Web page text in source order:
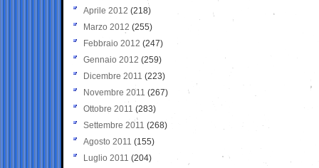
Aprile 2012 (218)
Marzo 2012 (255)
Febbraio 2012 (247)
Gennaio 2012 (259)
Dicembre 2011 (223)
Novembre 2011 (267)
Ottobre 2011 (283)
Settembre 2011 (268)
Agosto 2011 (155)
Luglio 2011 (204)